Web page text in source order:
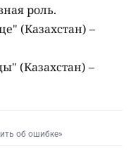
роль.
(Казахстан) –
(Казахстан) –
об ошибке»